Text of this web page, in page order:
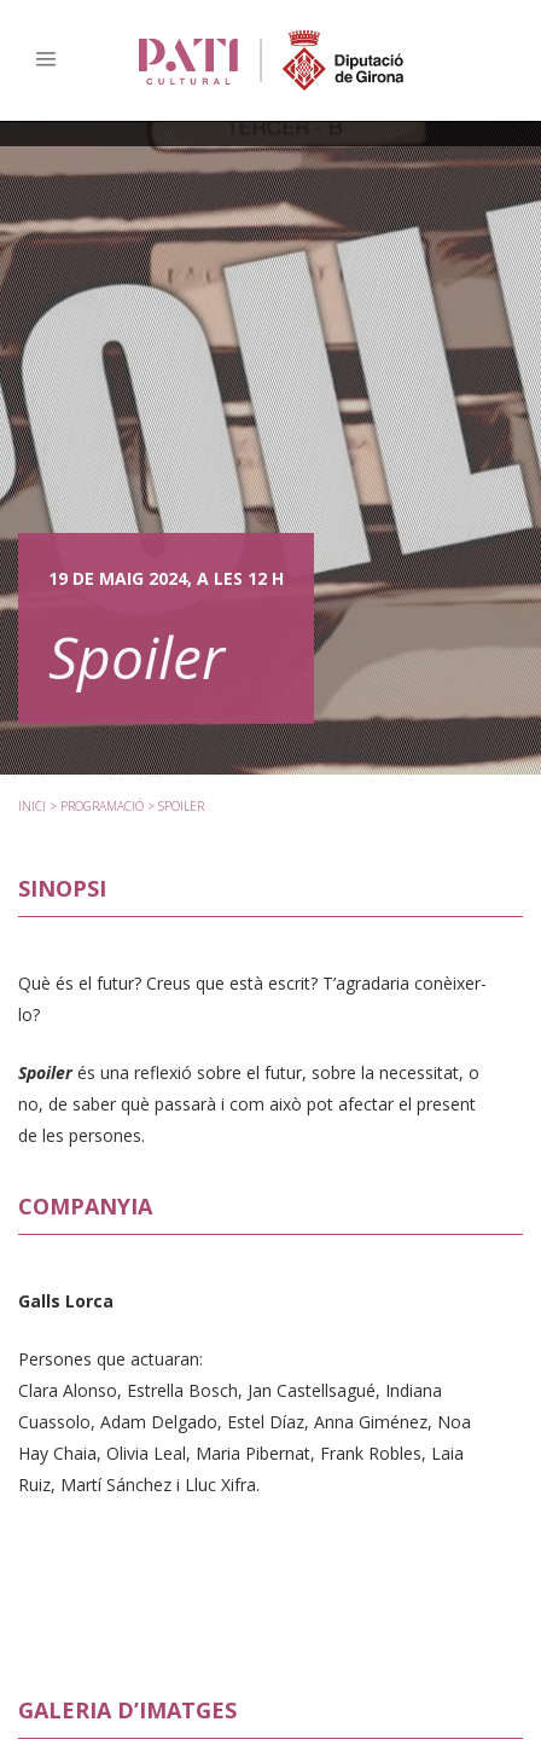
19 DE MAIG 2024, A LES 12 H
Spoiler
INICI > PROGRAMACIÓ > SPOILER
SINOPSI
Què és el futur? Creus que està escrit? T’agradaria conèixer-
lo?
Spoilerés una reflexió sobre el futur, sobre la necessitat, o
no, de saber què passarà i com això pot afectar el present
de les persones.
COMPANYIA
Galls Lorca
Persones que actuaran:
Clara Alonso, Estrella Bosch, Jan Castellsagué, Indiana
Cuassolo, Adam Delgado, Estel Díaz, Anna Giménez, Noa
Hay Chaia, Olivia Leal, Maria Pibernat, Frank Robles, Laia
Ruiz, Martí Sánchez i Lluc Xifra.
GALERIA D’IMATGES